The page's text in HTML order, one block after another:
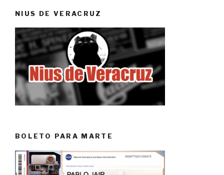
NIUS DE VERACRUZ
BOLETO PARA MARTE